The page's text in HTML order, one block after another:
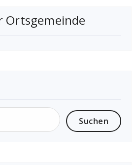
Ortsgemeinde